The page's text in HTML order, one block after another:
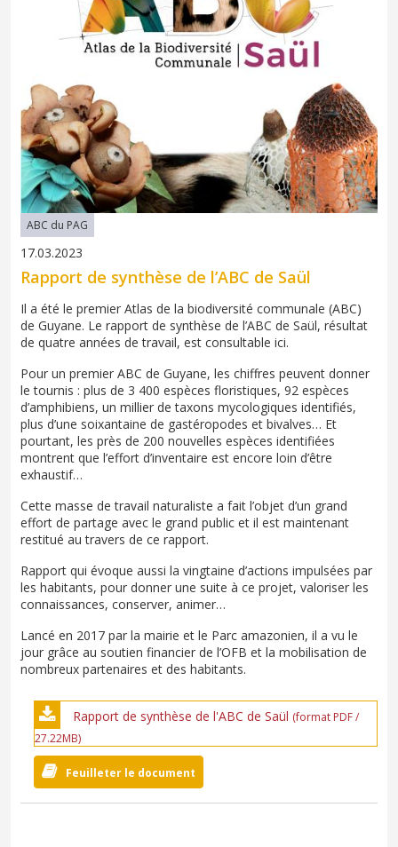
ABC du PAG
17.03.2023
Rapport de synthèse de l’ABC de Saül
Il a été le premier Atlas de la biodiversité communale (ABC)
de Guyane. Le rapport de synthèse de l’ABC de Saül, résultat
de quatre années de travail, est consultable ici.
Pour un premier ABC de Guyane, les chiffres peuvent donner
le tournis : plus de 3 400 espèces floristiques, 92 espèces
d’amphibiens, un millier de taxons mycologiques identifiés,
plus d’une soixantaine de gastéropodes et bivalves… Et
pourtant, les près de 200 nouvelles espèces identifiées
montrent que l’effort d’inventaire est encore loin d’être
exhaustif…
Cette masse de travail naturaliste a fait l’objet d’un grand
effort de partage avec le grand public et il est maintenant
restitué au travers de ce rapport.
Rapport qui évoque aussi la vingtaine d’actions impulsées par
les habitants, pour donner une suite à ce projet, valoriser les
connaissances, conserver, animer…
Lancé en 2017 par la mairie et le Parc amazonien, il a vu le
jour grâce au soutien financier de l’OFB et la mobilisation de
nombreux partenaires et des habitants.
Rapport de synthèse de l'ABC de Saül (format PDF /
27.22MB)
Feuilleter le document